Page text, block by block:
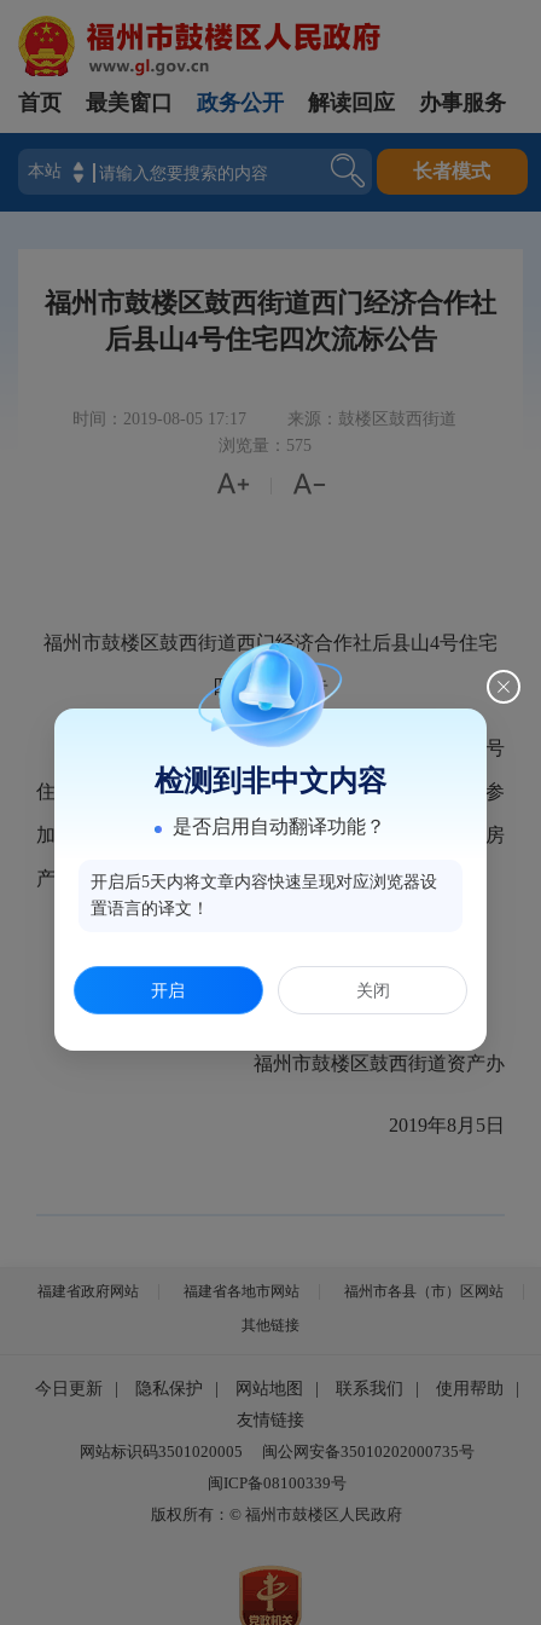
登录
首页 最美窗口 政务公开 解读回应 办事服务
长者模式
福州市鼓楼区鼓西街道西门经济合作社
后县山4号住宅四次流标公告
时间：2019-08-05 17:17
来源：鼓楼区鼓西街道
浏览量：575
 
福州市鼓楼区鼓西街道西门经济合作社后县山4号住宅
四 次流标公告
州市鼓楼区鼓西街道西门经济合作社后县山4号
住宅招租报名的时间已于2019年8月2日截止，因无人参
加海峡纵横电子竞价投标报名，不符合《鼓楼区公有房
产租赁管理实施细则》规定，此次项目招租流标。
福州市鼓楼区鼓西街道资产办
2019年8月 5日
福建省政府网站 福建省各地市网站
福州市各县（市）区网站
其他链接
今日更新 隐私保护 网站地图 联系我们 使用帮助
友情链接
网站标识码3501020005
闽公网安备35010202000735号
闽ICP备08100339号
版权所有：© 福州市鼓楼区人民政府
检测到非中文内容
是否启用自动翻译功能？
开启后5天内将文章内容快速呈现对应浏览器设
置语言的译文！
开启 关闭